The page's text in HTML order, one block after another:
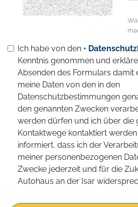
Ich habe von den •
Kenntnis genommen und
Absenden des Formulars damit
meine Daten von den in den
Datenschutzbestimmungen
den genannten Zwecken
werden dürfen und ich über die
Kontaktwege kontaktiert
informiert, dass ich der
meiner personenbezogenen
Zwecke jederzeit und für die
Autohaus an der Isar